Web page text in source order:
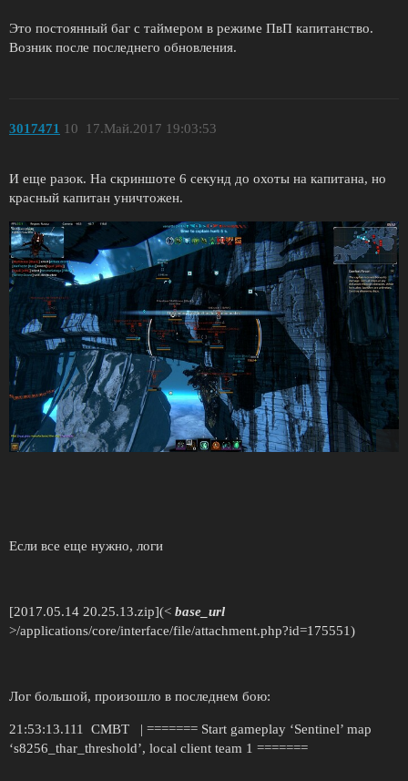
Это постоянный баг с таймером в режиме ПвП капитанство.
Возник после последнего обновления.
3017471 17.Май.2017 19:03:53
10
И еще разок. На скриншоте 6 секунд до охоты на капитана, но
красный капитан уничтожен.
Если все еще нужно, логи
[2017.05.14 20.25.13.zip](< base_url
>/applications/core/interface/file/attachment.php?id=175551)
Лог большой, произошло в последнем бою:
21:53:13.111 CMBT | ======= Start gameplay ‘Sentinel’ map
‘s8256_thar_threshold’, local client team 1 =======